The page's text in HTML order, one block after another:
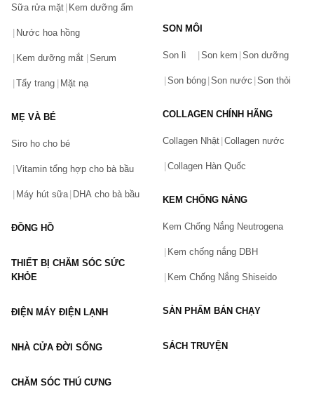
Bạn gặp vấn đề về sản phẩm hay mua hàng?
Hãy báo lỗi cho chúng tôi. Hoặc gọi cho chúng tôi qua số
Vấn đề(*)
Sữa rửa mặt Kem dưỡng ẩm
Nước hoa hồng
Kem dưỡng mắt Serum
Tẩy trang Mặt nạ
MẸ VÀ BÉ
Siro ho cho bé
Vitamin tổng hợp cho bà bầu
Máy hút sữa DHA cho bà bầu
ĐỒNG HỒ
THIẾT BỊ CHĂM SÓC SỨC
KHỎE
ĐIỆN MÁY ĐIỆN LẠNH
NHÀ CỬA ĐỜI SỐNG
CHĂM SÓC THÚ CƯNG
SON MÔI
Son lì Son kem Son dưỡng
Son bóng Son nước Son thỏi
COLLAGEN CHÍNH HÃNG
Collagen Nhật Collagen nước
Collagen Hàn Quốc
KEM CHỐNG NẮNG
Kem Chống Nắng Neutrogena
Kem chống nắng DBH
Kem Chống Nắng Shiseido
SẢN PHẨM BÁN CHẠY
SÁCH TRUYỆN